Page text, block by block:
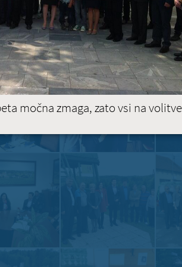
močna zmaga, zato vsi na